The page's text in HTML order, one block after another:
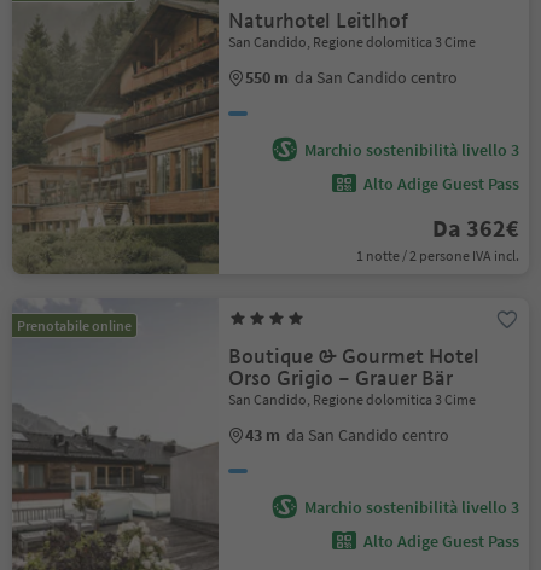
Naturhotel Leitlhof
San Candido, Regione dolomitica 3 Cime
550 m da San Candido centro
Marchio sostenibilità livello 3
Alto Adige Guest Pass
Da 362€
1 notte / 2 persone IVA incl.
Prenotabile online
Boutique & Gourmet Hotel
Orso Grigio – Grauer Bär
San Candido, Regione dolomitica 3 Cime
43 m da San Candido centro
Marchio sostenibilità livello 3
Alto Adige Guest Pass